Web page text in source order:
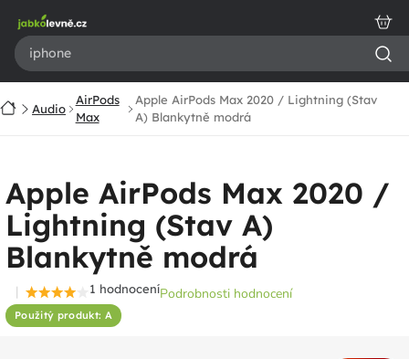
obsah
DomůAudio
AirPods
Max
Apple AirPods Max 2020 / Lightning (Stav
A) Blankytně modrá
Apple AirPods Max 2020 /
Lightning (Stav A)
Blankytně modrá
Použitý produkt: A
Průměrné
hodnocení
1 hodnoceníPodrobnosti hodnocení